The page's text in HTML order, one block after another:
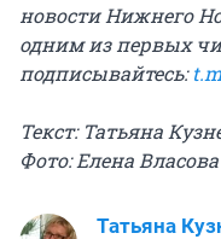
новости Нижнего
одним из первых
подписывайтесь:
Текст: Татьяна
Фото: Елена Власова
Татьяна